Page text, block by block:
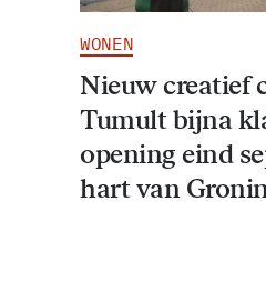
WONEN
Nieuw creatief
Tumult bijna
opening eind
hart van